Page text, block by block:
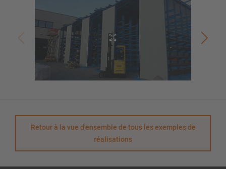
Retour à la vue d'ensemble de tous les exemples de
réalisations